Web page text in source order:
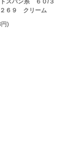
スパン糸 ６０/３
６９ クリーム
)